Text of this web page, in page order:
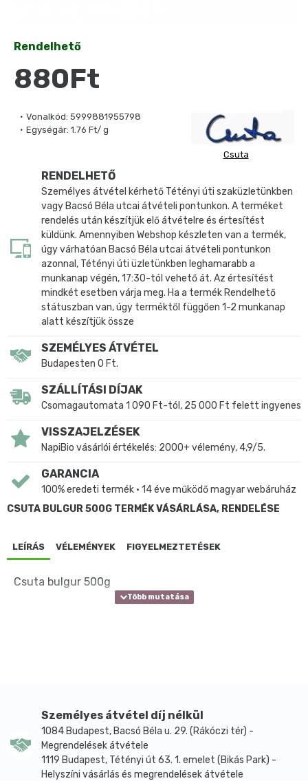
Vonalkód: 5999881955798
Egységár: 1.76 Ft/ g
Csuta
Rendelhető
880Ft
RENDELHETŐ
Személyes átvétel kérhető Tétényi úti szaküzletünkben
vagy Bacsó Béla utcai átvételi pontunkon. A terméket
rendelés után készítjük elő átvételre és értesítést
küldünk. Amennyiben Webshop készleten van a termék,
úgy várhatóan Bacsó Béla utcai átvételi pontunkon
azonnal, Tétényi úti üzletünkben leghamarabb a
munkanap végén, 17:30-tól vehető át. Az értesítést
mindkét esetben várja meg. Ha a termék Rendelhető
státuszban van, úgy terméktől függően 1-2 munkanap
alatt készítjük össze
SZEMÉLYES ÁTVÉTEL
Budapesten 0 Ft.
SZÁLLÍTÁSI DÍJAK
Csomagautomata 1 090 Ft-tól, 25 000 Ft felett ingyenes
VISSZAJELZÉSEK
NapiBio vásárlói értékelés: 2000+ vélemény, 4,9/5.
GARANCIA
100% eredeti termék • 14 éve működő magyar webáruház
CSUTA BULGUR 500G TERMÉK VÁSÁRLÁSA, RENDELÉSE
LEÍRÁS VÉLEMÉNYEK FIGYELMEZTETÉSEK
Csuta bulgur 500g
Személyes átvétel díj nélkül
1084 Budapest, Bacsó Béla u. 29. (Rákóczi tér) -
Megrendelések átvétele
1119 Budapest, Tétényi út 63. 1. emelet (Bikás Park) -
Helyszíni vásárlás és megrendelések átvétele